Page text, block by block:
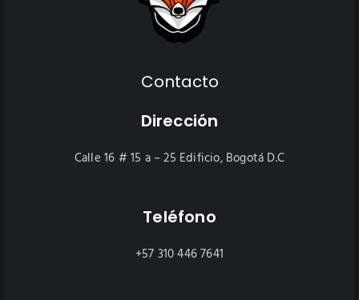
Contacto
Dirección
Calle 16 # 15 a – 25 Edificio, Bogotá D.C
Teléfono
+57 310 446 7641